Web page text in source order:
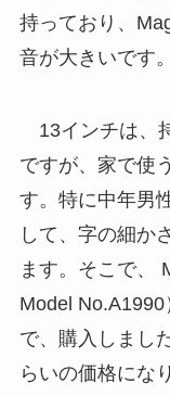
持っており、
音が大きいです。
13インチは、
ですが、家で使
す。特に中年男
して、字の細か
ます。そこで、
Model
で、購入しまし
らいの価格にな